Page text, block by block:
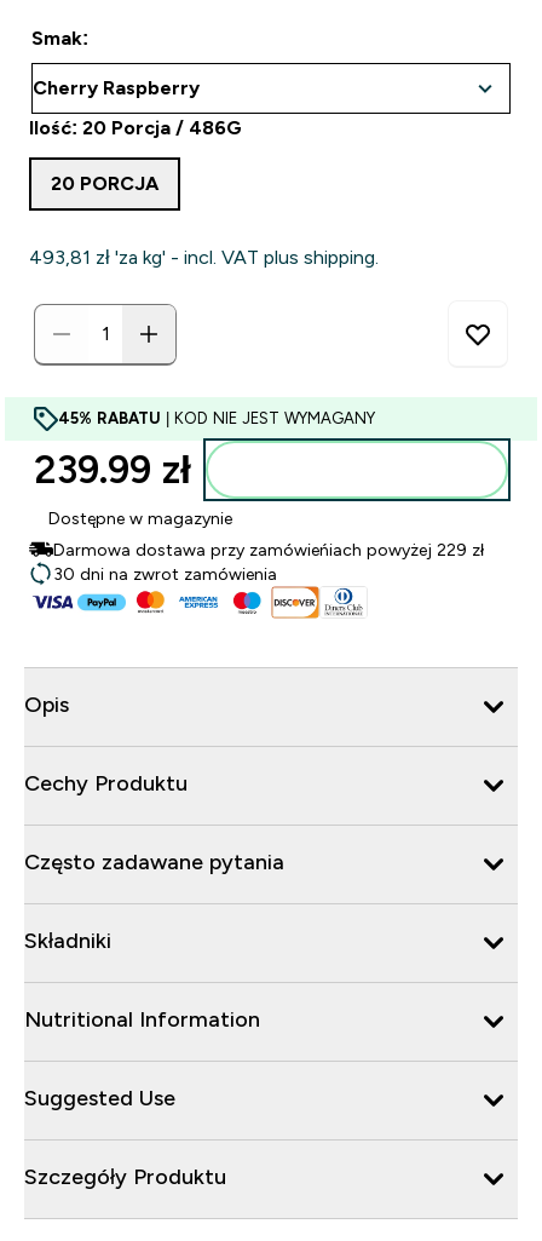
Smak:
Ilość: 20 Porcja / 486G
20 PORCJA
493,81 zł‎ 'za kg' - incl. VAT plus shipping.
45% RABATU | KOD NIE JEST WYMAGANY
239.99 zł‎
Dostępne w magazynie
Darmowa dostawa przy zamówieńiach powyżej 229 zł
30 dni na zwrot zamówienia
Opis
Cechy Produktu
Często zadawane pytania
Składniki
Nutritional Information
Suggested Use
Szczegóły Produktu